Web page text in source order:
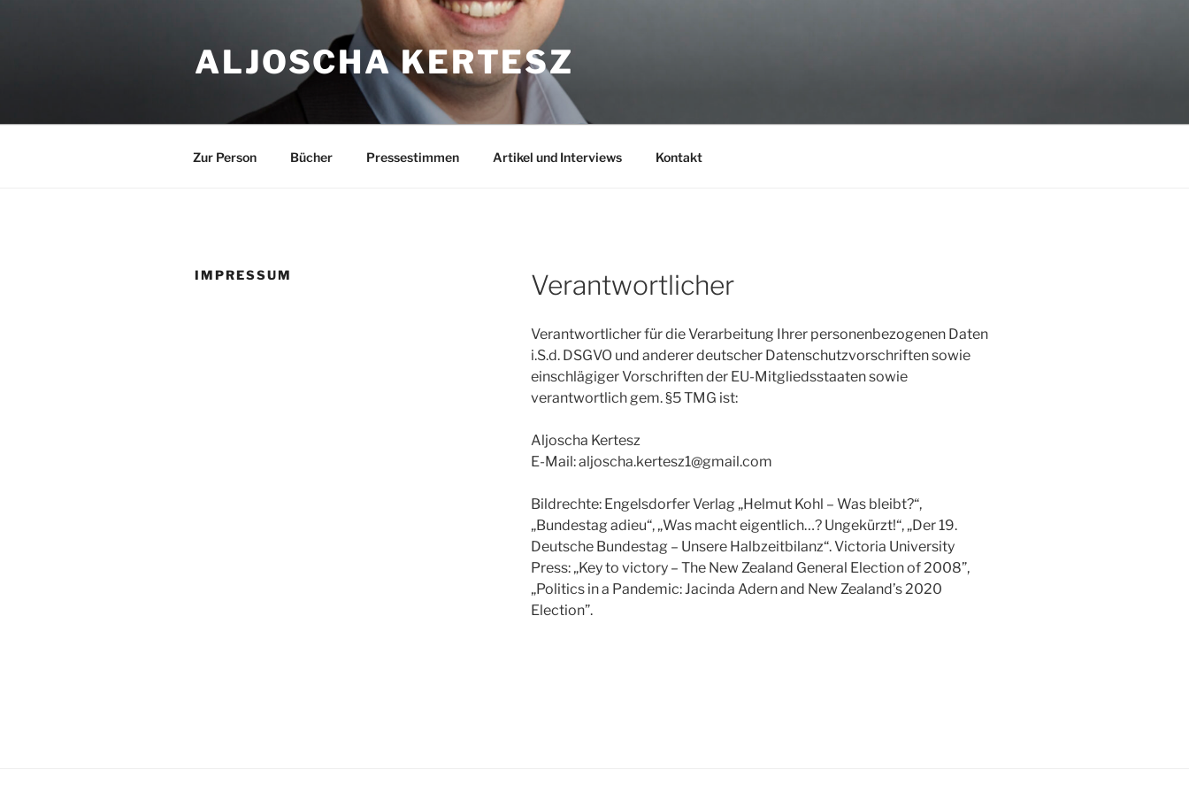
ALJOSCHA KERTESZ
Zur Person Bücher Pressestimmen Artikel und Interviews Kontakt
IMPRESSUM Verantwortlicher
Verantwortlicher für die Verarbeitung Ihrer personenbezogenen Daten
i.S.d. DSGVO und anderer deutscher Datenschutzvorschriften sowie
einschlägiger Vorschriften der EU-Mitgliedsstaaten sowie
verantwortlich gem. §5 TMG ist:
Aljoscha Kertesz
E-Mail: aljoscha.kertesz1@gmail.com
Bildrechte: Engelsdorfer Verlag „Helmut Kohl – Was bleibt?“,
„Bundestag adieu“, „Was macht eigentlich…? Ungekürzt!“, „Der 19.
Deutsche Bundestag – Unsere Halbzeitbilanz“. Victoria University
Press: „Key to victory – The New Zealand General Election of 2008”,
„Politics in a Pandemic: Jacinda Adern and New Zealand’s 2020
Election”.